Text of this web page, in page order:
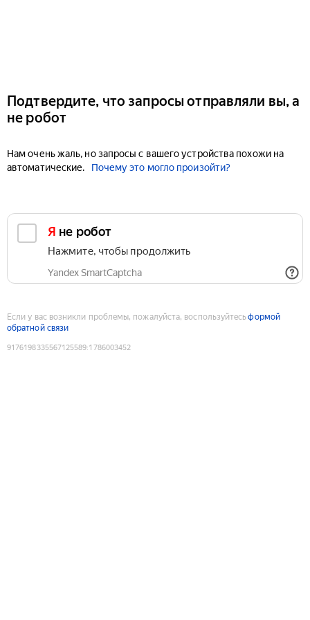
Подтвердите, что запросы отправляли вы, а
не робот
Нам очень жаль, но запросы с вашего устройства похожи на
автоматические.
Почему это могло произойти?
Я не робот
Нажмите, чтобы продолжить
Yandex SmartCaptcha
Если у вас возникли проблемы, пожалуйста, воспользуйтесьформой
обратной связи
9176198335567125589:1786003452